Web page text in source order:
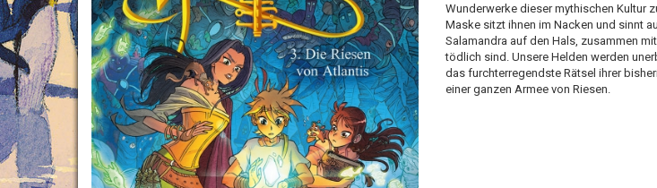
Wunderwerke dieser mythischen Kultur
Maske sitzt ihnen im Nacken und sinnt
Salamandra auf den Hals, zusammen
tödlich sind. Unsere Helden werden
das furchterregendste Rätsel ihrer
einer ganzen Armee von Riesen.